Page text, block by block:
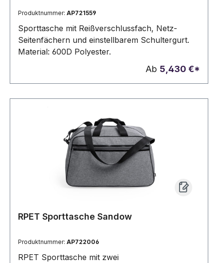
Produktnummer: AP721559
Sporttasche mit Reißverschlussfach, Netz-
Seitenfächern und einstellbarem Schultergurt.
Material: 600D Polyester.
Ab 5,430 €*
RPET Sporttasche Sandow
Produktnummer: AP722006
RPET Sporttasche mit zwei